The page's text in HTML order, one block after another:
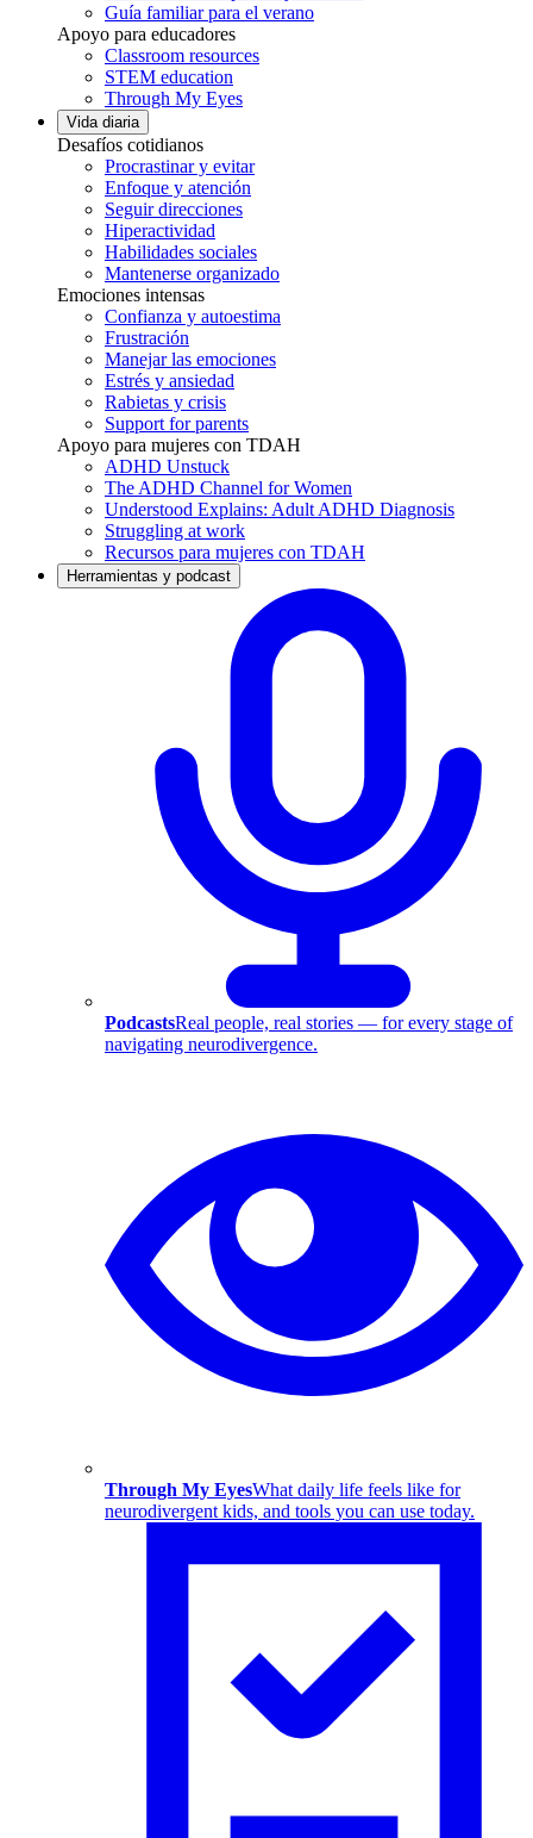
Guía familiar para el verano
Apoyo para educadores
Classroom resources
STEM education
Through My Eyes
Vida diaria
Desafíos cotidianos
Procrastinar y evitar
Enfoque y atención
Seguir direcciones
Hiperactividad
Habilidades sociales
Mantenerse organizado
Emociones intensas
Confianza y autoestima
Frustración
Manejar las emociones
Estrés y ansiedad
Rabietas y crisis
Support for parents
Apoyo para mujeres con TDAH
ADHD Unstuck
The ADHD Channel for Women
Understood Explains: Adult ADHD Diagnosis
Struggling at work
Recursos para mujeres con TDAH
Herramientas y podcast
PodcastsReal people, real stories — for every stage of
navigating neurodivergence.
Through My EyesWhat daily life feels like for
neurodivergent kids, and tools you can use today.